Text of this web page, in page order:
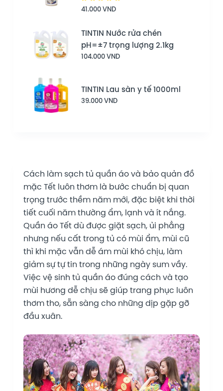
Cách làm sạch tủ quần áo và bảo quản đồ
mặc Tết luôn thơm là bước chuẩn bị quan
trọng trước thềm năm mới, đặc biệt khi thời
tiết cuối năm thường ẩm, lạnh và ít nắng.
Quần áo Tết dù được giặt sạch, ủi phẳng
nhưng nếu cất trong tủ có mùi ẩm, mùi cũ
thì khi mặc vẫn dễ ám mùi khó chịu, làm
giảm sự tự tin trong những ngày sum vầy.
Việc vệ sinh tủ quần áo đúng cách và tạo
mùi hương dễ chịu sẽ giúp trang phục luôn
thơm tho, sẵn sàng cho những dịp gặp gỡ
đầu xuân.
xếp hạng
41.000VND
TINTIN Nước rửa chén
pH=±7 trọng lượng 2.1kg
104.000VND
TINTIN Lau sàn y tế 1000ml
39.000VND